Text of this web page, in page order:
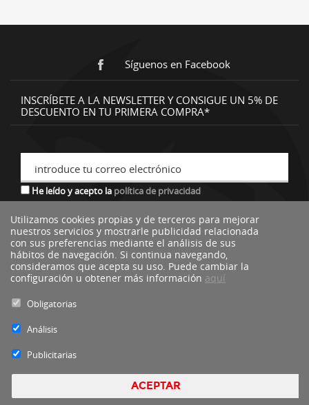
Síguenos en Facebook
INSCRÍBETE A LA NEWSLETTER Y CONSIGUE UN 5% DE
DESCUENTO EN TU PRIMERA COMPRA*
introduce tu correo electrónico
He leído y acepto la política de privacidad
*descuento no acumulable a otras ofertas o promociones.
Utilizamos cookies propias y de terceros para mejorar
nuestros servicios y mostrarle publicidad relacionada
con sus preferencias mediante el análisis de sus
hábitos de navegación. Si continua navegando,
consideramos que acepta su uso. Puede cambiar la
configuración u obtener más información aquí
Obligatorias
Análisis
Publicitarias
ACEPTAR